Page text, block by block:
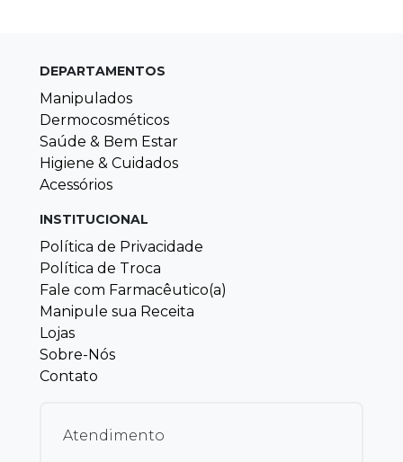
DEPARTAMENTOS
Manipulados
Dermocosméticos
Saúde & Bem Estar
Higiene & Cuidados
Acessórios
INSTITUCIONAL
Política de Privacidade
Política de Troca
Fale com Farmacêutico(a)
Manipule sua Receita
Lojas
Sobre-Nós
Contato
Atendimento